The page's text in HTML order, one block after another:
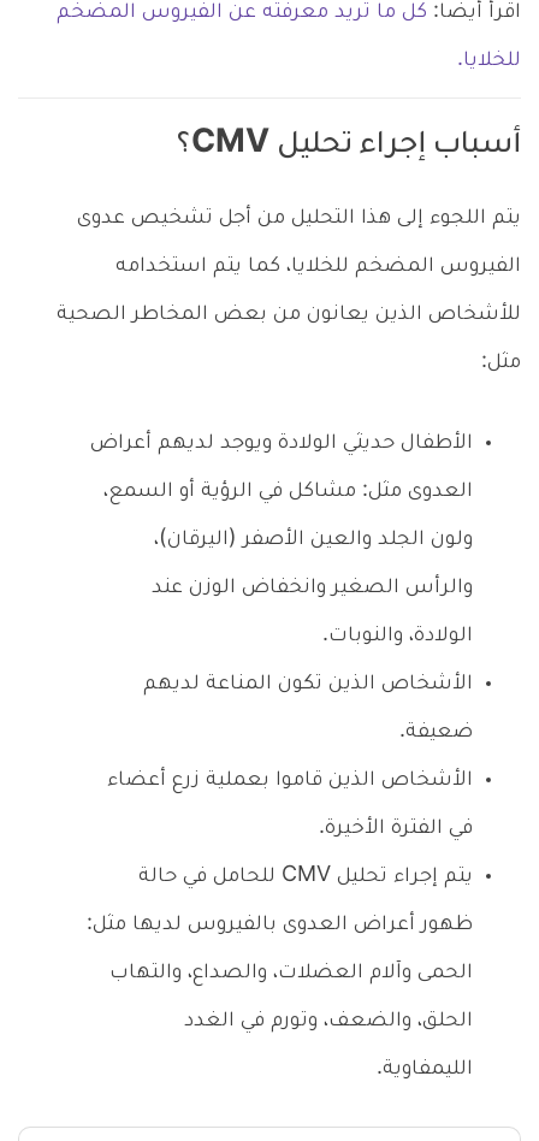
اقرأ أيضا: كل ما تريد معرفته عن الفيروس المضخم
للخلايا.
أسباب إجراء تحليل CMV؟
يتم اللجوء إلى هذا التحليل من أجل تشخيص عدوى
الفيروس المضخم للخلايا، كما يتم استخدامه
للأشخاص الذين يعانون من بعض المخاطر الصحية
مثل:
الأطفال حديثي الولادة ويوجد لديهم أعراض
العدوى مثل: مشاكل في الرؤية أو السمع،
ولون الجلد والعين الأصفر (اليرقان)،
والرأس الصغير وانخفاض الوزن عند
الولادة، والنوبات.
الأشخاص الذين تكون المناعة لديهم
ضعيفة.
الأشخاص الذين قاموا بعملية زرع أعضاء
في الفترة الأخيرة.
يتم إجراء تحليل CMV للحامل في حالة
ظهور أعراض العدوى بالفيروس لديها مثل:
الحمى وآلام العضلات، والصداع، والتهاب
الحلق، والضعف، وتورم في الغدد
الليمفاوية.